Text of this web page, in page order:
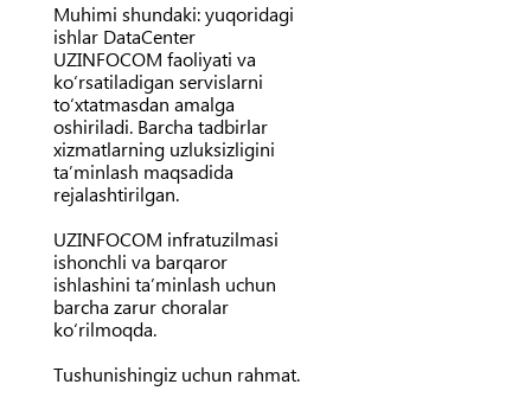
Muhimi shundaki:yuqoridagi
ishlar DataCenter
UZINFOCOM faoliyati va
ko‘rsatiladigan servislarni
to‘xtatmasdan amalga
oshiriladi. Barcha tadbirlar
xizmatlarning uzluksizligini
ta’minlash maqsadida
rejalashtirilgan.
UZINFOCOM infratuzilmasi
ishonchli va barqaror
ishlashini ta’minlash uchun
barcha zarur choralar
ko‘rilmoqda.
Tushunishingiz uchun rahmat.